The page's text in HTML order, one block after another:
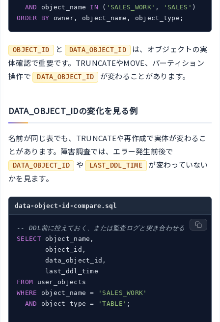
AND
object_name IN ( 'SALES_WORK' , 'SALES'
ORDER
BY owner, object_name, object_type;
OBJECT_ID と DATA_OBJECT_ID は、オブジェクトの実
体確認で重要です。TRUNCATEやMOVE、パーティション
操作で
DATA_OBJECT_ID が変わることがあります。
DATA_OBJECT_IDの変化を見る例
名前が同じ表でも、TRUNCATEや再作成で実体が変わるこ
とがあります。障害調査では、エラー発生前後で
DATA_OBJECT_ID や LAST_DDL_TIME
が変わっていない
かを見ます。
data-object-id-compare.sql
-- DDL前に控えておく、または監査ログと突き合わせる
SELECT object_name,
       object_id,
       data_object_id,
FROM
WHERE object_name =
'SALES_WORK'
AND
object_type = 'TABLE' ;